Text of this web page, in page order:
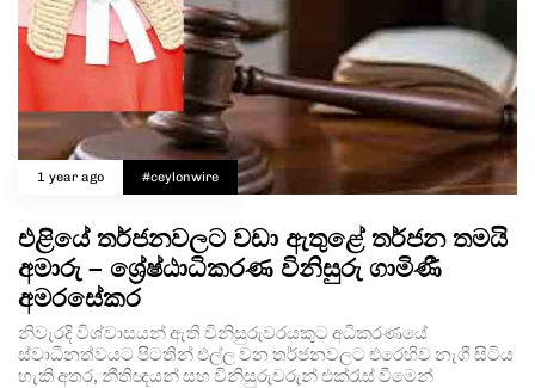
1 year ago #ceylonwire
එළියේ තර්ජනවලට වඩා ඇතුළේ තර්ජන තමයි
අමාරු – ශ්‍රේෂ්ඨාධිකරණ විනිසුරු ගාමිණී
අමරසේකර
නිවැරදි විශ්වාසයන් ඇති විනිසුරුවරයකුට අධිකරණයේ
ස්වාධීනත්වයට පිටතින් එල්ල වන තර්ජනවලට එරෙහිව නැගී සිටිය
හැකි අතර, නීතිඥයන් සහ විනිසුරුවරුන් එක්රැස් වීමෙන්